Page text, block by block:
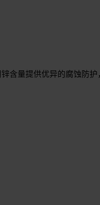
含量提供优异的腐蚀防